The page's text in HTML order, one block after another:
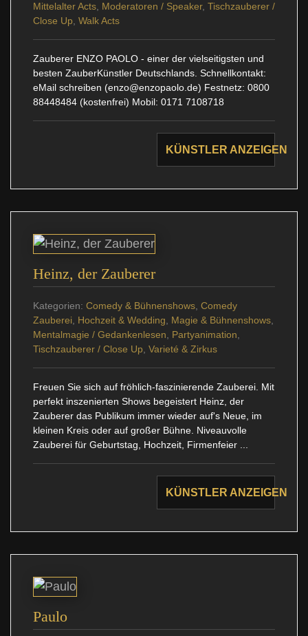
Mittelalter Acts Moderatoren / Speaker, Tischzauberer /
Close Up Walk Acts
Zauberer ENZO PAOLO - einer der vielseitigsten und
besten ZauberKünstler Deutschlands. Schnellkontakt:
eMail schreiben (enzo@enzopaolo.de) Festnetz: 0800
88448484 (kostenfrei) Mobil: 0171 7108718
KÜNSTLER ANZEIGEN
Heinz, der Zauberer
Kategorien: Comedy & Bühnenshows Comedy
Zauberei
Hochzeit & Wedding Magie & Bühnenshows
Mentalmagie / Gedankenlesen
Partyanimation
Tischzauberer / Close Up Varieté & Zirkus
Freuen Sie sich auf fröhlich-faszinierende Zauberei. Mit
perfekt inszenierten Shows begeistert Heinz, der
Zauberer das Publikum immer wieder auf's Neue, im
kleinen Kreis oder auf großer Bühne. Niveauvolle
Zauberei für Geburtstag, Hochzeit, Firmenfeier ...
KÜNSTLER ANZEIGEN
Paulo